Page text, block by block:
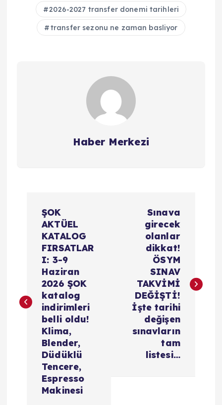
2026-2027 transfer donemi tarihleri
transfer sezonu ne zaman basliyor
Haber Merkezi
g
ŞOK
AKTÜEL
KATALOG
FIRSATLAR
I: 3-9
Haziran
2026 ŞOK
katalog
indirimleri
belli oldu!
Klima,
Blender,
Düdüklü
Tencere,
Espresso
Makinesi
Sınava
girecek
olanlar
dikkat!
ÖSYM
SINAV
TAKVİMİ
DEĞİŞTİ!
İşte tarihi
değişen
sınavların
tam
listesi…